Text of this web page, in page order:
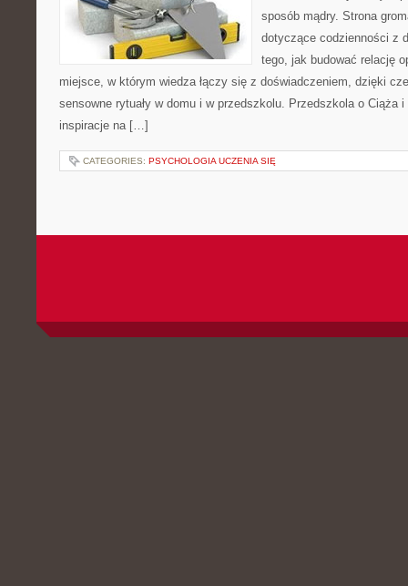
sposób mądry. Strona
dotyczące codzienności z
tego, jak budować relację
miejsce, w którym wiedza łączy się z doświadczeniem, dzięki
sensowne rytuały w domu i w przedszkolu. Przedszkola o Ciąża
inspiracje na […]
CATEGORIES: PSYCHOLOGIA UCZENIA SIĘ